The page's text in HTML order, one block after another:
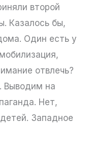
второй
Казалось бы,
Один есть у
отвлечь?
Выводим на
Нет,
Западное